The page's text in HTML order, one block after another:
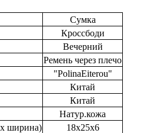
Сумка
Кроссбоди
Вечерний
Ремень через плечо
"PolinaEiterou"
Китай
Китай
Натур.кожа
х ширина) 18х25х6